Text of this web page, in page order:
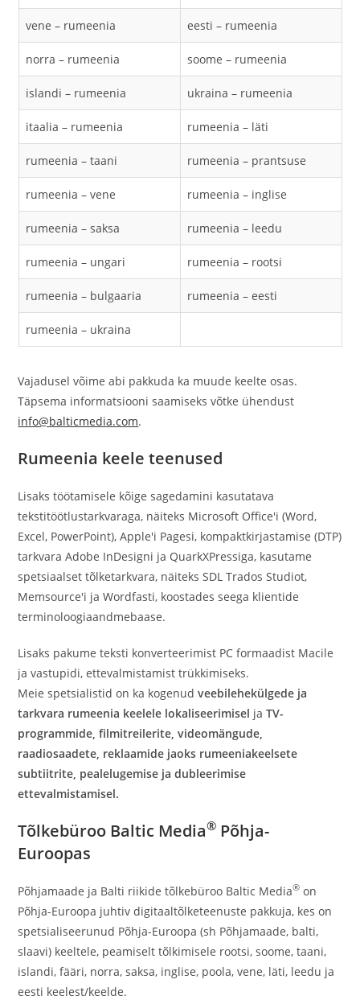
vene – rumeenia eesti – rumeenia
norra – rumeenia soome – rumeenia
islandi – rumeenia ukraina – rumeenia
itaalia – rumeenia rumeenia – läti
rumeenia – taani rumeenia – prantsuse
rumeenia – vene rumeenia – inglise
rumeenia – saksa rumeenia – leedu
rumeenia – ungari rumeenia – rootsi
rumeenia – bulgaaria rumeenia – eesti
rumeenia – ukraina
Vajadusel võime abi pakkuda ka muude keelte osas.
Täpsema informatsiooni saamiseks võtke ühendust
info@balticmedia.com.
Rumeenia keele teenused
Lisaks töötamisele kõige sagedamini kasutatava
tekstitöötlustarkvaraga, näiteks Microsoft Office'i (Word,
Excel, PowerPoint), Apple'i Pagesi, kompaktkirjastamise (DTP)
tarkvara Adobe InDesigni ja QuarkXPressiga, kasutame
spetsiaalset tõlketarkvara, näiteks SDL Trados Studiot,
Memsource'i ja Wordfasti, koostades seega klientide
terminoloogiaandmebaase.
Lisaks pakume teksti konverteerimist PC formaadist Macile
ja vastupidi, ettevalmistamist trükkimiseks.
Meie spetsialistid on ka kogenudveebilehekülgede ja
tarkvara rumeenia keelele lokaliseerimisel jaTV-
programmide, filmitreilerite, videomängude,
raadiosaadete, reklaamide jaoks rumeeniakeelsete
subtiitrite, pealelugemise ja dubleerimise
ettevalmistamisel.
Tõlkebüroo Baltic Media® Põhja-
Euroopas
Põhjamaade ja Balti riikide tõlkebüroo Baltic Media® on
Põhja-Euroopa juhtiv digitaaltõlketeenuste pakkuja, kes on
spetsialiseerunud Põhja-Euroopa (sh Põhjamaade, balti,
slaavi) keeltele, peamiselt tõlkimisele rootsi, soome, taani,
islandi, fääri, norra, saksa, inglise, poola, vene, läti, leedu ja
eesti keelest/keelde.